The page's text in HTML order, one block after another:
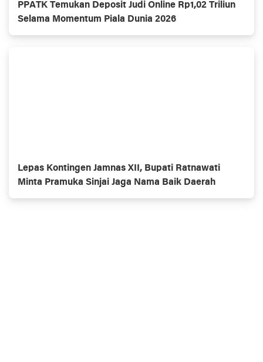
PPATK Temukan Deposit Judi Online Rp1,02 Triliun
Selama Momentum Piala Dunia 2026
Lepas Kontingen Jamnas XII, Bupati Ratnawati
Minta Pramuka Sinjai Jaga Nama Baik Daerah